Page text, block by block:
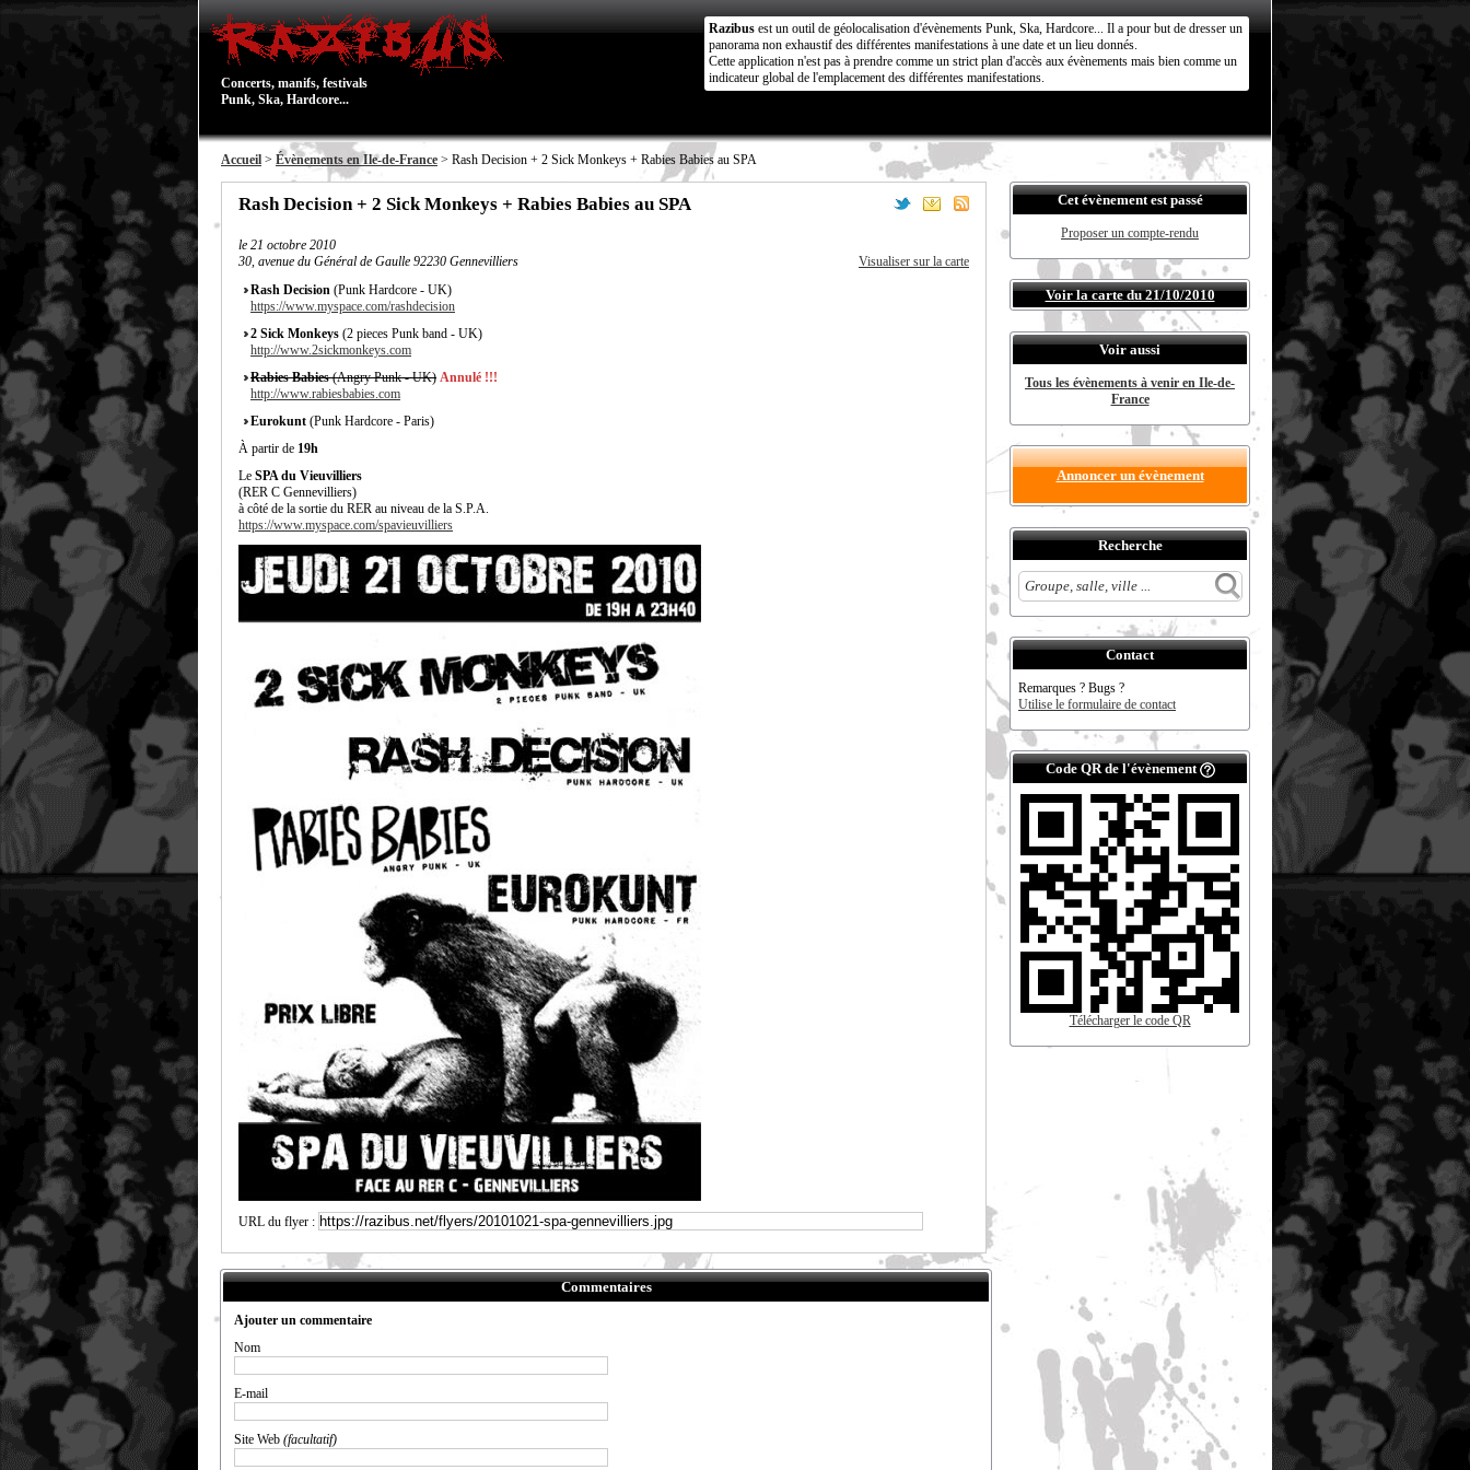
Concerts, manifs, festivals
Punk, Ska, Hardcore...
Razibus est un outil de géolocalisation d'évènements Punk, Ska, Hardcore... Il a pour but de dresser un
panorama non exhaustif des différentes manifestations à une date et un lieu donnés.
Cette application n'est pas à prendre comme un strict plan d'accès aux évènements mais bien comme un
indicateur global de l'emplacement des différentes manifestations.
Accueil > Évènements en Ile-de-France > Rash Decision + 2 Sick Monkeys + Rabies Babies au SPA
Rash Decision + 2 Sick Monkeys + Rabies Babies au SPA
le 21 octobre 2010
30, avenue du Général de Gaulle 92230 Gennevilliers
Visualiser sur la carte
Rash Decision (Punk Hardcore - UK)
https://www.myspace.com/rashdecision
2 Sick Monkeys (2 pieces Punk band - UK)
http://www.2sickmonkeys.com
Rabies Babies(Angry Punk - UK) Annulé !!!
http://www.rabiesbabies.com
Eurokunt (Punk Hardcore - Paris)
À partir de 19h
Le SPA du Vieuvilliers
(RER C Gennevilliers)
à côté de la sortie du RER au niveau de la S.P.A.
https://www.myspace.com/spavieuvilliers
URL du flyer :
Commentaires
Ajouter un commentaire
Nom
E-mail
Site Web (facultatif)
Cet évènement est passé
Proposer un compte-rendu
Voir la carte du 21/10/2010
Voir aussi
Tous les évènements à venir en Ile-de-
France
Annoncer un évènement
Recherche
Contact
Remarques ? Bugs ?
Utilise le formulaire de contact
Code QR de l'évènement
Télécharger le code QR